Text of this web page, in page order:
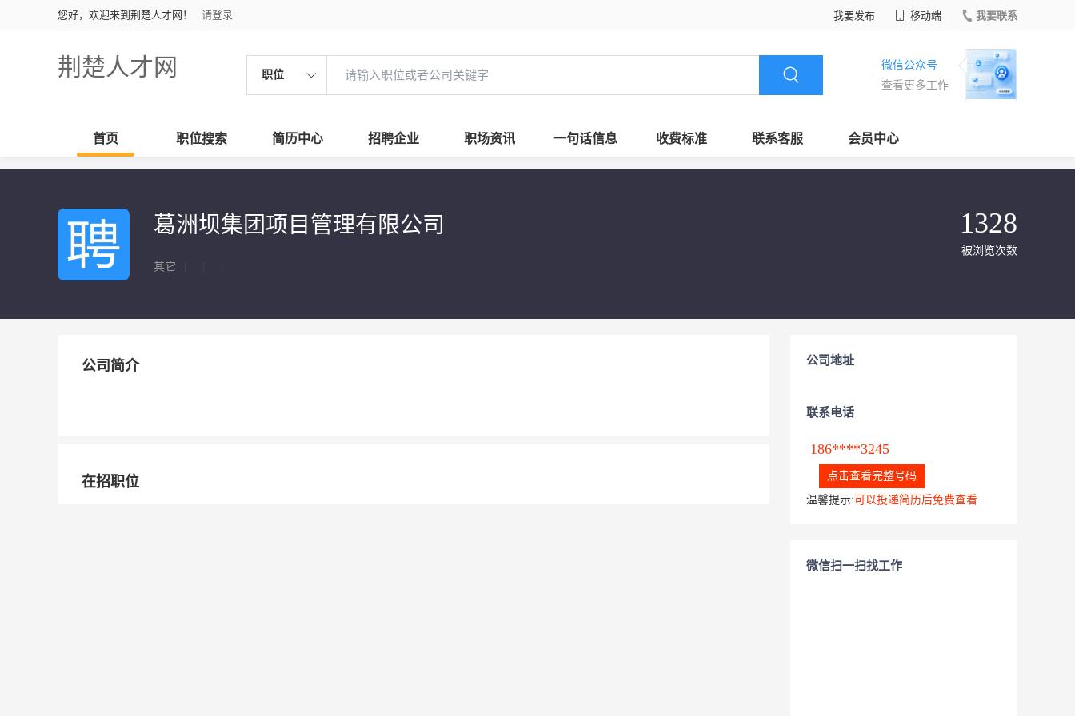
您好，欢迎来到荆楚人才网！ 请登录 我要发布 移动端 我要联系
荆楚人才网 职位
微信公众号
查看更多工作
首页 职位搜索 简历中心 招聘企业 职场资讯 一句话信息 收费标准 联系客服 会员中心
葛洲坝集团项目管理有限公司
其它
1328
被浏览次数
公司简介
在招职位
公司地址
联系电话
186****3245
点击查看完整号码
温馨提示: 可以投递简历后免费查看
微信扫一扫找工作